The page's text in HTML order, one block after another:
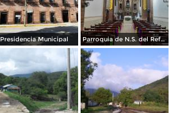
Presidencia Municipal Parroquia de N.S. del Refugio